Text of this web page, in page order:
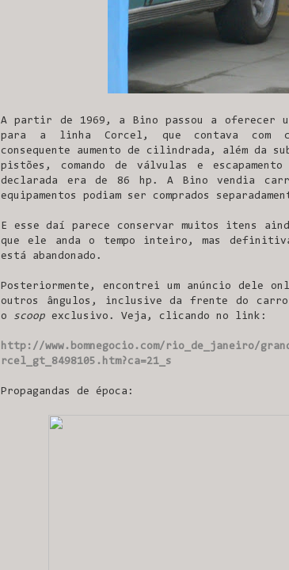
A partir de 1969, a Bino passou a oferecer
para a linha Corcel, que contava com
consequente aumento de cilindrada, além da
pistões, comando de válvulas e
declarada era de 86 hp. A Bino vendia
equipamentos podiam ser comprados
E esse daí parece conservar muitos itens
que ele anda o tempo inteiro, mas
está abandonado.
Posteriormente, encontrei um anúncio dele
outros ângulos, inclusive da frente do carro,
o scoop exclusivo. Veja, clicando no link:
http://www.bomnegocio.com/rio_de_janeiro/
rcel_gt_8498105.htm?ca=21_s
Propagandas de época: